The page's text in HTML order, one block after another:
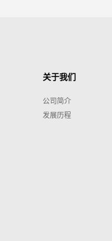
关于我们
公司简介
发展历程